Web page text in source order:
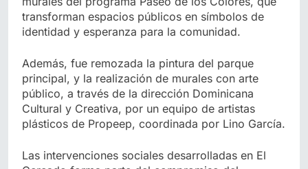
transforman espacios públicos en símbolos de
identidad y esperanza para la comunidad.
Además, fue remozada la pintura del parque
principal, y la realización de murales con arte
público, a través de la dirección Dominicana
Cultural y Creativa, por un equipo de artistas
plásticos de Propeep, coordinada por Lino García.
Las intervenciones sociales desarrolladas en El